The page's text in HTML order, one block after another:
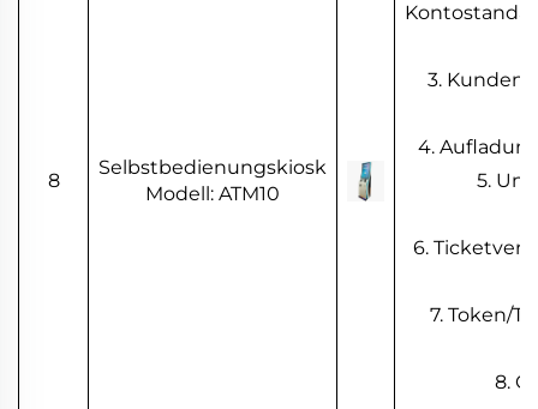
8
Selbstbedienungskiosk
Modell: ATM10
3. Kunden
4.
5.
6.
7. Token/
8.